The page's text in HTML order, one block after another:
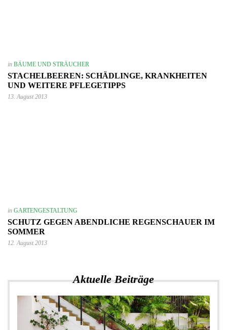
in BÄUME UND STRÄUCHER
STACHELBEEREN: SCHÄDLINGE, KRANKHEITEN
UND WEITERE PFLEGETIPPS
13. August 2013
in GARTENGESTALTUNG
SCHUTZ GEGEN ABENDLICHE REGENSCHAUER IM
SOMMER
12. August 2013
Aktuelle Beiträge